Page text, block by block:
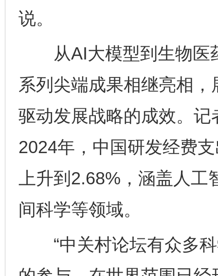
说。
从AI大模型到生物医
系列尖端成果相继亮相
驱动发展战略的成效。
2024年，中国研发经费
上升到2.68%，涵盖人
间科学等领域。
“中关村论坛有众多科